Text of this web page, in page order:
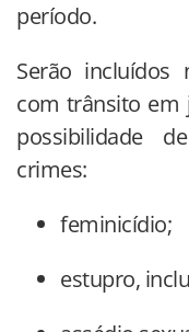
período.
Serão incluídos
com trânsito em
possibilidade
crimes:
feminicídio;
estupro,